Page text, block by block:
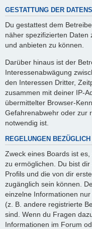
GESTATTUNG DER
Du gestattest dem
näher spezifizierten Daten
und anbieten zu können.
Darüber hinaus ist der
Interessenabwägung
den Interessen Dritter,
zusammen mit deiner IP-
übermittelter Browser-
Gefahrenabwehr oder zur
notwendig ist.
REGELUNGEN
Zweck eines Boards ist
zu ermöglichen. Du bist
Profils und die von dir
zugänglich sein können.
einzelne Informationen
(z. B. andere registrierte
sind. Wenn du Fragen
Informationen im Forum